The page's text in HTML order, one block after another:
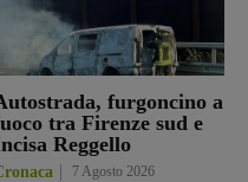
furgoncino a
tra Firenze sud e
Reggello
7 Agosto 2026